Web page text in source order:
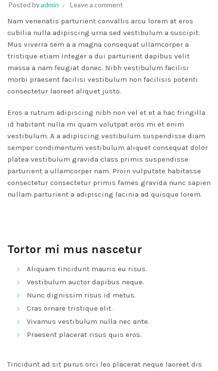
Posted byadmin Leave a comment
Nam venenatis parturient convallis arcu lorem at eros
cubilia nulla adipiscing urna sed vestibulum a suscipit.
Mus viverra sem a a magna consequat ullamcorper a
tristique etiam integer a dui parturient dapibus velit
massa a nam feugiat donec. Nibh vestibulum facilisi
morbi praesent facilisi vestibulum non facilisis potenti
consectetur laoreet aliquet justo.
Eros a rutrum adipiscing nibh non vel et et a hac fringilla
id habitant nulla mi quam volutpat eros mi et enim
vestibulum. A a adipiscing vestibulum suspendisse diam
semper condimentum vestibulum aliquet consequat dolor
platea vestibulum gravida class primis suspendisse
parturient a ullamcorper nam. Proin vulputate habitasse
consectetur consectetur primis fames gravida nunc sapien
nullam parturient a adipiscing lacinia ad quisque lorem.
Tortor mi mus nascetur
Aliquam tincidunt mauris eu risus.
Vestibulum auctor dapibus neque.
Nunc dignissim risus id metus.
Cras ornare tristique elit.
Vivamus vestibulum nulla nec ante.
Praesent placerat risus quis eros.
Tincidunt ad sit purus orci leo placerat neque laoreet dis